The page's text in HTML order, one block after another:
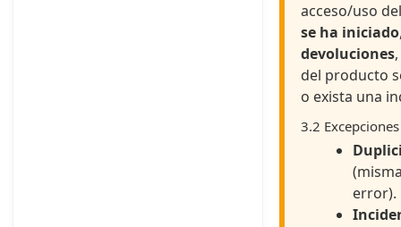
acceso/uso
se ha iniciado
devoluciones
del producto
o exista una
3.2
error).